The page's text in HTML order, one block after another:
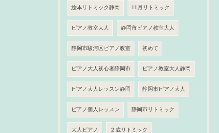
絵本リトミック静岡 11月リトミック
ピアノ教室大人 静岡市ピアノ教室大人
静岡市駿河区ピアノ教室 初めて
ピアノ大人初心者静岡市 ピアノ教室大人静岡
ピアノ大人レッスン静岡 静岡市ピアノ大人
ピアノ個人レッスン 静岡市リトミック
大人ピアノ ２歳リトミック